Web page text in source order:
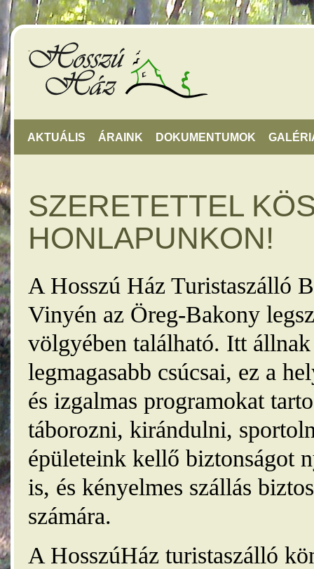
AKTUÁLIS ÁRAINK DOKUMENTUMOK
SZERETETTEL
HONLAPUNKON!
A Hosszú Ház Turistaszálló
Vinyén az Öreg-Bakony
völgyében található. Itt
legmagasabb csúcsai, ez a
és izgalmas programokat
táborozni, kirándulni,
épületeink kellő biztonságot
is, és kényelmes szállás
számára.
A HosszúHáz turistaszálló